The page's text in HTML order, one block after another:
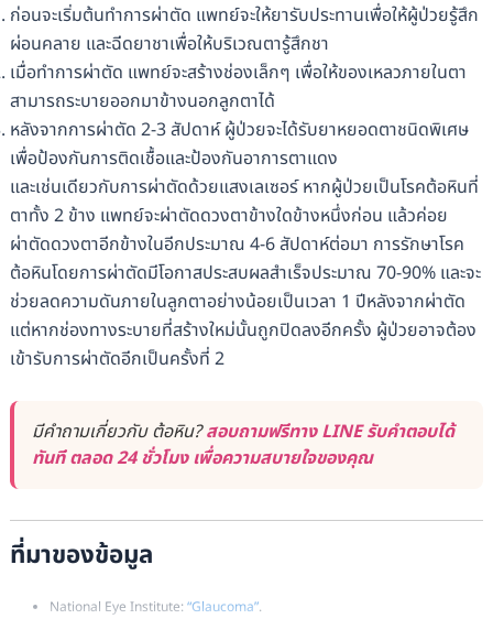
ก่อนจะเริ่มต้นทำการผ่าตัด แพทย์จะให้ยารับประทานเพื่อให้ผู้ป่วยรู้สึก
ผ่อนคลาย และฉีดยาชาเพื่อให้บริเวณตารู้สึกชา
เมื่อทำการผ่าตัด แพทย์จะสร้างช่องเล็กๆ เพื่อให้ของเหลวภายในตา
สามารถระบายออกมาข้างนอกลูกตาได้
หลังจากการผ่าตัด 2-3 สัปดาห์ ผู้ป่วยจะได้รับยาหยอดตาชนิดพิเศษ
เพื่อป้องกันการติดเชื้อและป้องกันอาการตาแดง
และเช่นเดียวกับการผ่าตัดด้วยแสงเลเซอร์ หากผู้ป่วยเป็นโรคต้อหินที่
ตาทั้ง 2 ข้าง แพทย์จะผ่าตัดดวงตาข้างใดข้างหนึ่งก่อน แล้วค่อย
ผ่าตัดดวงตาอีกข้างในอีกประมาณ 4-6 สัปดาห์ต่อมา การรักษาโรค
ต้อหินโดยการผ่าตัดมีโอกาสประสบผลสำเร็จประมาณ 70-90% และจะ
ช่วยลดความดันภายในลูกตาอย่างน้อยเป็นเวลา 1 ปีหลังจากผ่าตัด
แต่หากช่องทางระบายที่สร้างใหม่นั้นถูกปิดลงอีกครั้ง ผู้ป่วยอาจต้อง
เข้ารับการผ่าตัดอีกเป็นครั้งที่ 2
มีคำถามเกี่ยวกับ ต้อหิน?สอบถามฟรีทาง LINE รับคำตอบได้
ทันที ตลอด 24 ชั่วโมง เพื่อความสบายใจของคุณ
ที่มาของข้อมูล
National Eye Institute: “Glaucoma”.